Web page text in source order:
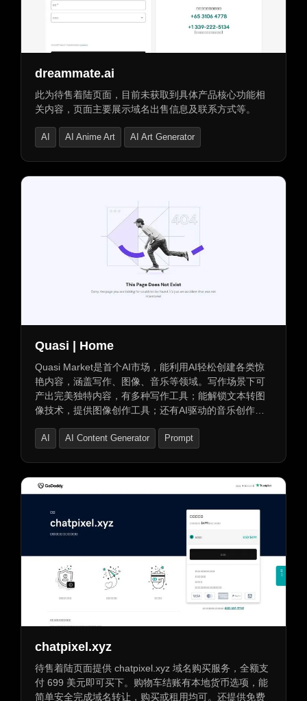
dreammate.ai
此为待售着陆页面，目前未获取到具体产品核心功能相
关内容，页面主要展示域名出售信息及联系方式等。
AI AI Anime Art AI Art Generator
Quasi | Home
Quasi Market是首个AI市场，能利用AI轻松创建各类惊
艳内容，涵盖写作、图像、音乐等领域。写作场景下可
产出完美独特内容，有多种写作工具；能解锁文本转图
像技术，提供图像创作工具；还有AI驱动的音乐创作工
力轻松编写或转换代码语言。
AI AI Content Generator Prompt
chatpixel.xyz
待售着陆页面提供 chatpixel.xyz 域名购买服务，全额支
付 699 美元即可买下。购物车结账有本地货币选项，能
简单安全完成域名转让，购买或租用均可。还提供免费